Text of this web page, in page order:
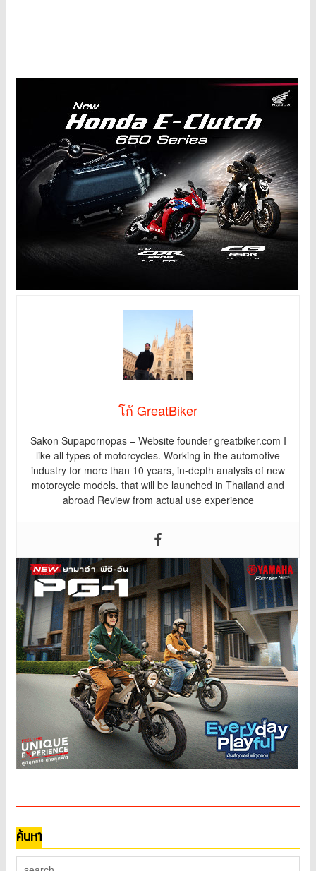
โก้ GreatBiker
Sakon Supapornopas – Website founder greatbiker.com I
like all types of motorcycles. Working in the automotive
industry for more than 10 years, in-depth analysis of new
motorcycle models. that will be launched in Thailand and
abroad Review from actual use experience
ค้นหา